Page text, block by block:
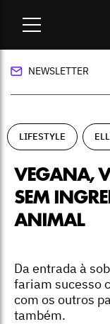
ingredientes de
NEWSLETTER
LIFESTYLE
VEGANA,
SEM
ANIMAL
Da entrada à
fariam sucesso
com os outros
também.